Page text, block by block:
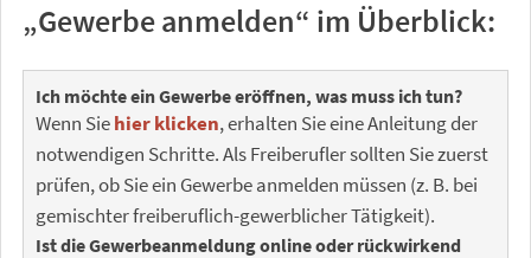
„Gewerbe anmelden“ im Überblick:
Ich möchte ein Gewerbe eröffnen, was muss ich tun?
Wenn Siehier klicken, erhalten Sie eine Anleitung der
notwendigen Schritte. Als Freiberufler sollten Sie zuerst
prüfen, ob Sie ein Gewerbe anmelden müssen (z. B. bei
gemischter freiberuflich-gewerblicher Tätigkeit).
Ist die Gewerbeanmeldung online oder rückwirkend